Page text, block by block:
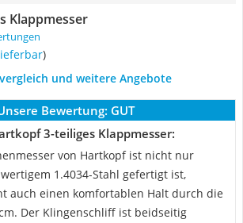
Klappmesser
)
und weitere Angebote
Bewertung: GUT
3-teiliges Klappmesser:
von Hartkopf ist nicht nur
1.4034-Stahl gefertigt ist,
auch einen komfortablen Halt durch die
Der Klingenschliff ist beidseitig